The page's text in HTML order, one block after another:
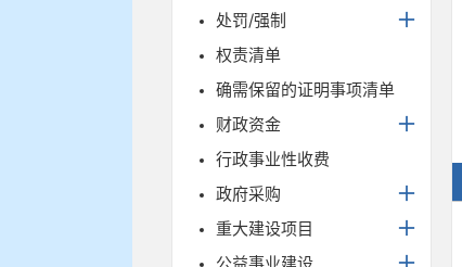
处罚/强制
权责清单
确需保留的证明事项清单
财政资金
行政事业性收费
政府采购
重大建设项目